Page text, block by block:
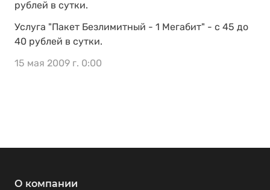
рублей в сутки.
Услуга "Пакет Безлимитный - 1 Мегабит" - с 45 до
40 рублей в сутки.
15 мая 2009 г. 0:00
О компании